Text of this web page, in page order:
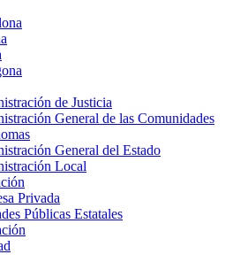
de Justicia
General de las Comunidades
General del Estado
Local
Privada
Públicas Estatales